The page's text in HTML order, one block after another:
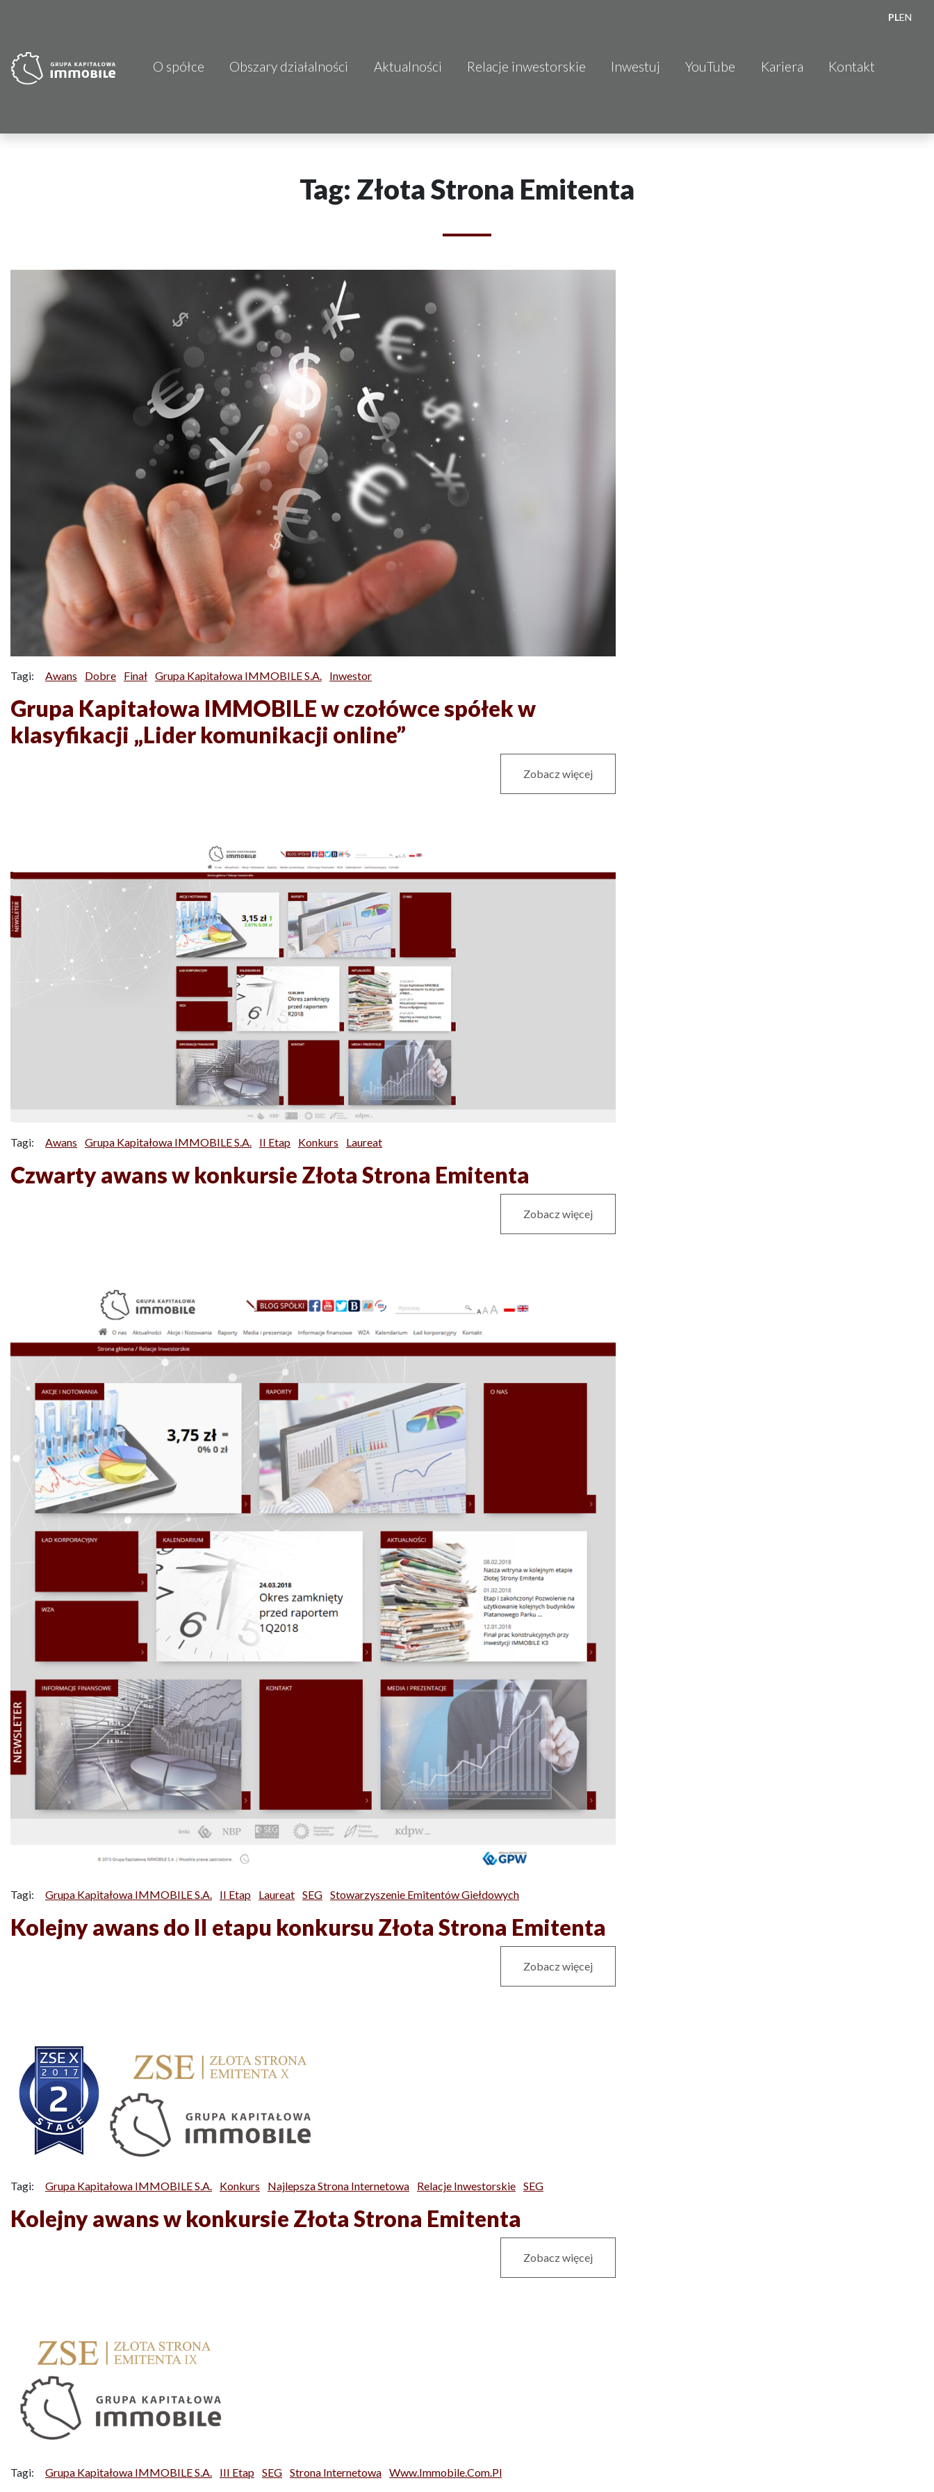
O spółce Obszary działalności
CDI KB Sp. z o.o.
Projprzem Budownictwo
Fundacja Immo
Aktualności Relacje inwestorskie Inwestuj YouTube Kariera Kontakt
PLEN
Tag: Złota Strona Emitenta
Tagi: Awans Dobre Finał Grupa Kapitałowa IMMOBILE S.A. Inwestor
Grupa Kapitałowa IMMOBILE w czołówce spółek w
klasyfikacji „Lider komunikacji online”
Zobacz więcej
Tagi: Awans Grupa Kapitałowa IMMOBILE S.A. II Etap Konkurs Laureat
Czwarty awans w konkursie Złota Strona Emitenta
Zobacz więcej
Tagi: Grupa Kapitałowa IMMOBILE S.A. II Etap Laureat SEG Stowarzyszenie Emitentów Giełdowych
Kolejny awans do II etapu konkursu Złota Strona Emitenta
Zobacz więcej
Tagi: Grupa Kapitałowa IMMOBILE S.A. Konkurs Najlepsza Strona Internetowa Relacje Inwestorskie SEG
Kolejny awans w konkursie Złota Strona Emitenta
Zobacz więcej
Tagi: Grupa Kapitałowa IMMOBILE S.A. III Etap SEG Strona Internetowa Www.immobile.com.pl